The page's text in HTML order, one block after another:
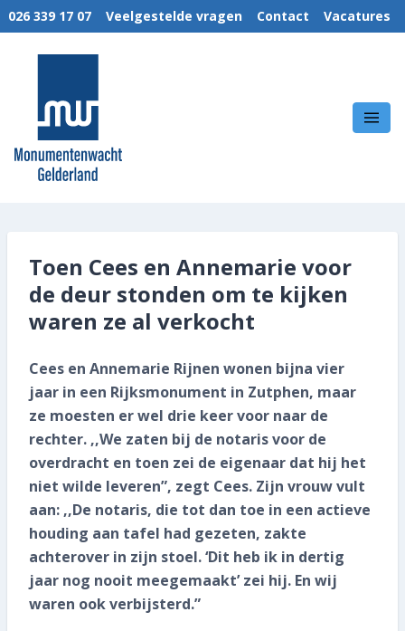
026 339 17 07 Veelgestelde vragen Contact Vacatures
MonumentenWacht Gelderland
Toen Cees en Annemarie voor
de deur stonden om te kijken
waren ze al verkocht
Cees en Annemarie Rijnen wonen bijna vier
jaar in een Rijksmonument in Zutphen, maar
ze moesten er wel drie keer voor naar de
rechter. ,,We zaten bij de notaris voor de
overdracht en toen zei de eigenaar dat hij het
niet wilde leveren”, zegt Cees. Zijn vrouw vult
aan: ,,De notaris, die tot dan toe in een actieve
houding aan tafel had gezeten, zakte
achterover in zijn stoel. ‘Dit heb ik in dertig
jaar nog nooit meegemaakt’ zei hij. En wij
waren ook verbijsterd.”
MENU
Wie we zijn
Wat we doen
Nieuws
Links
Techniek brochures
Informatiebrochure
Historisch Bouwfragmentendepot
026 339 17 07
Veelgestelde vragen
Contact